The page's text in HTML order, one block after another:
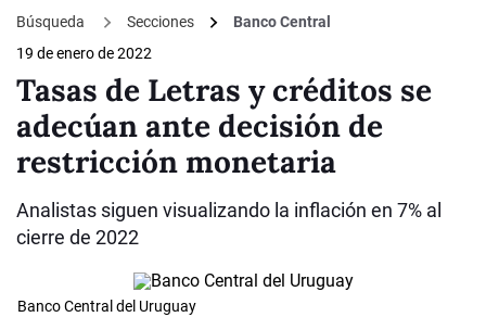
Búsqueda Secciones
Banco Central
19 de enero de 2022
Tasas de Letras y créditos se
adecúan ante decisión de
restricción monetaria
Analistas siguen visualizando la inflación en 7% al
cierre de 2022
Banco Central del Uruguay